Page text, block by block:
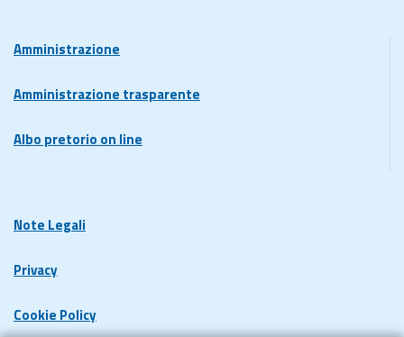
Amministrazione
Amministrazione trasparente
Albo pretorio on line
Note Legali
Privacy
Cookie Policy